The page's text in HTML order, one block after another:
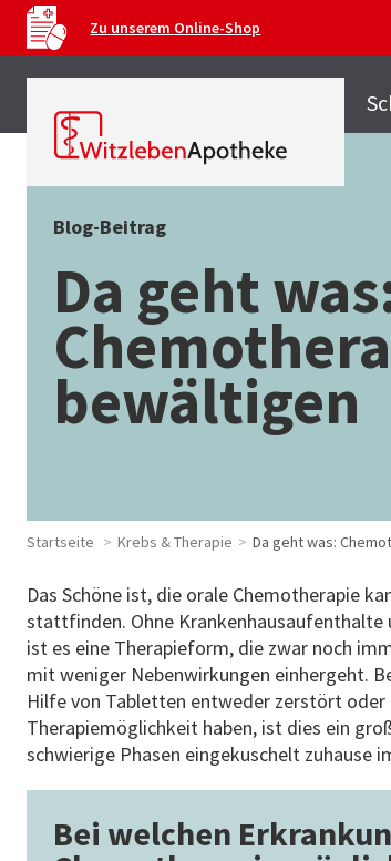
Zu unserem Online-Shop
Blog-Beitrag
Da geht
bewältigen
Startseite Krebs & Therapie Da geht was:
Das Schöne ist, die orale Chemotherapie
stattfinden. Ohne Krankenhausaufenthalte
ist es eine Therapieform, die zwar noch
mit weniger Nebenwirkungen einhergeht.
Hilfe von Tabletten entweder zerstört
Therapiemöglichkeit haben, ist dies ein
schwierige Phasen eingekuschelt zuhause
Bei welchen